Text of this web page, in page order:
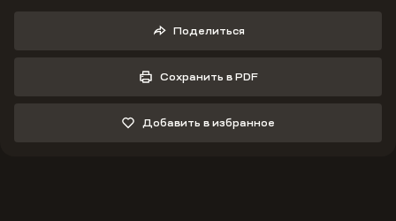
Поделиться
Сохранить в PDF
Добавить в избранное